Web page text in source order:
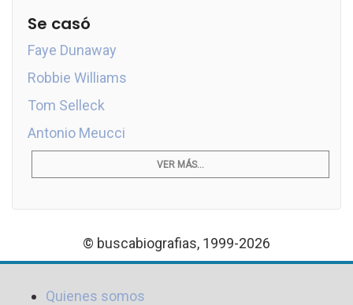
Se casó
Faye Dunaway
Robbie Williams
Tom Selleck
Antonio Meucci
VER MÁS...
© buscabiografias, 1999-2026
Quienes somos